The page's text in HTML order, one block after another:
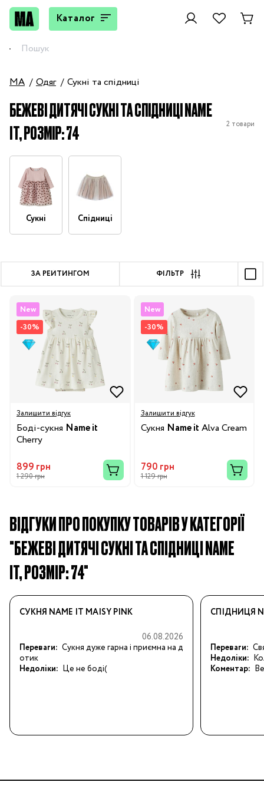
Каталог
MA Одяг Сукні та спідниці
БЕЖЕВІ ДИТЯЧІ СУКНІ ТА СПІДНИЦІ NAME
IT, РОЗМІР: 74
2 товари
Сукні Спідниці
ЗА РЕЙТИНГОМ ФІЛЬТР
New
-30%
Залишити відгук
Боді-сукня Name it
Cherry
899 грн
1 290 грн
New
-30%
Залишити відгук
Сукня Name it Alva Cream
790 грн
1 129 грн
ВІДГУКИ ПРО ПОКУПКУ ТОВАРІВ У КАТЕГОРІЇ
"БЕЖЕВІ ДИТЯЧІ СУКНІ ТА СПІДНИЦІ NAME
IT, РОЗМІР: 74"
СУКНЯ NAME IT MAISY PINK
06.08.2026
Переваги: Сукня дуже гарна і приємна на д
отик
Недоліки: Це не боді(
СПІДНИЦЯ
Переваги:
Недоліки:
Коментар: